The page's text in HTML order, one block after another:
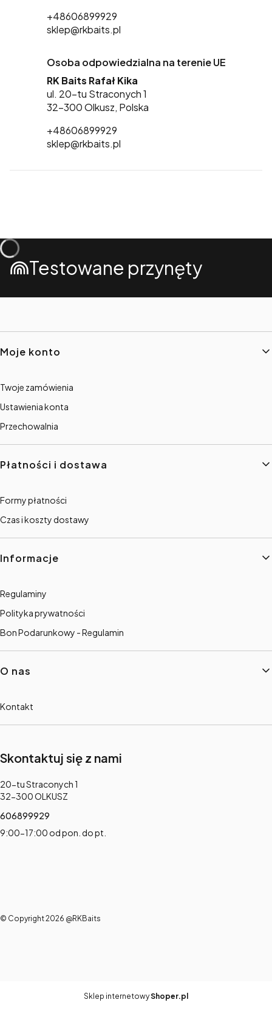
+48606899929
sklep@rkbaits.pl
Osoba odpowiedzialna na terenie UE
RK Baits Rafał Kika
ul. 20-tu Straconych 1
32-300 Olkusz, Polska
+48606899929
sklep@rkbaits.pl
Testowane przynęty
Linki w stopce
Moje konto
Twoje zamówienia
Ustawienia konta
Przechowalnia
Płatności i dostawa
Formy płatności
Czas i koszty dostawy
Informacje
Regulaminy
Polityka prywatności
Bon Podarunkowy - Regulamin
O nas
Kontakt
Skontaktuj się z nami
Adres:
20-tu Straconych 1
32-300 OLKUSZ
606899929
9:00-17:00 od pon. do pt.
© Copyright 2026 @RKBaits
Sklep internetowyShoper.pl